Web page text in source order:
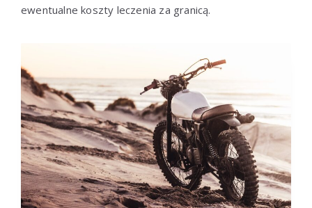
ewentualne koszty leczenia za granicą.